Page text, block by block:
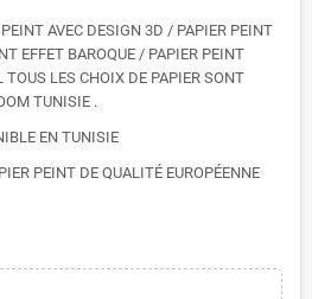
AVEC DESIGN 3D / PAPIER PEINT
EFFET BAROQUE / PAPIER PEINT
TOUS LES CHOIX DE PAPIER SONT
TUNISIE .
EN TUNISIE
PEINT DE QUALITÉ EUROPÉENNE